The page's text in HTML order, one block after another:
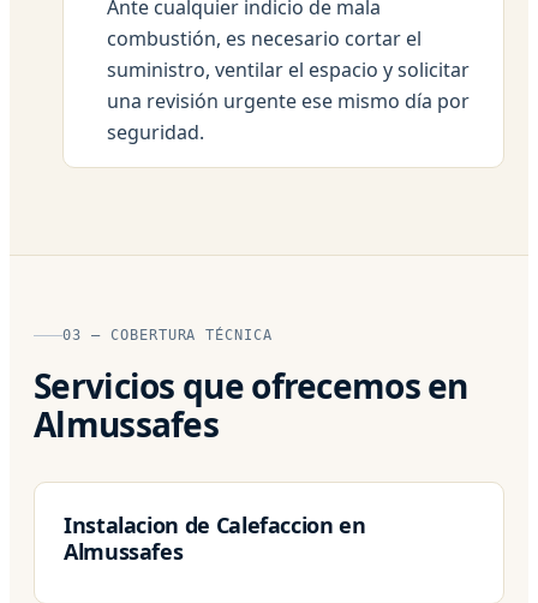
Ante cualquier indicio de mala
combustión, es necesario cortar el
suministro, ventilar el espacio y solicitar
una revisión urgente ese mismo día por
seguridad.
03 — COBERTURA TÉCNICA
Servicios que ofrecemos en
Almussafes
Instalacion de Calefaccion en
Almussafes